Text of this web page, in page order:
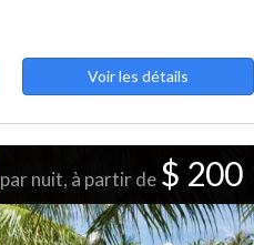
Voir les détails
par nuit, à partir de $ 200